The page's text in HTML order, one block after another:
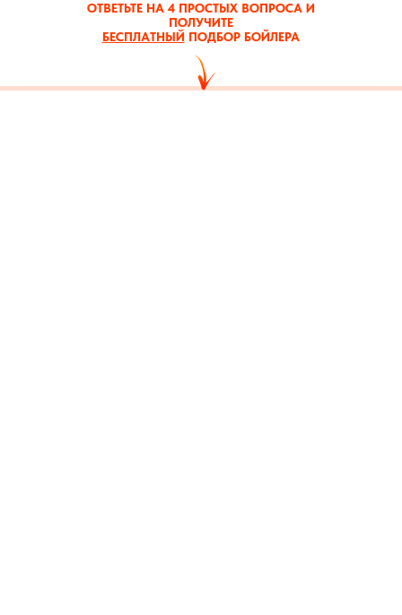
ОТВЕТЬТЕ НА 4 ПРОСТЫХ ВОПРОСА И
ПОЛУЧИТЕ
БЕСПЛАТНЫЙ ПОДБОР БОЙЛЕРА